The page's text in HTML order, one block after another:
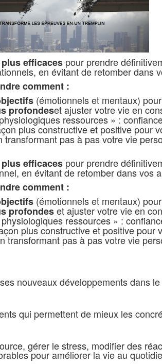
efficacespour prendre
en évitant de retomber dans
comment :
(émotionnels et mentaux)
profondeset ajuster votre vie en
ressources » :
plus constructive et positive pour
transformant pas à pas votre vie
efficacespour prendre
en évitant de retomber dans vos
comment :
(émotionnels et mentaux)
profondeset ajuster votre vie en
ressources » :
plus constructive et positive pour
transformant pas à pas votre vie
nouveaux développements dans
qui permettent de mieux les
gérer le stress, modifier des
pour améliorer la vie au